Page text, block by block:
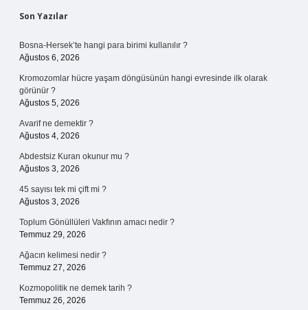
Sidebar
Son Yazılar
Bosna-Hersek’te hangi para birimi kullanılır ?
Ağustos 6, 2026
Kromozomlar hücre yaşam döngüsünün hangi evresinde ilk olarak
görünür ?
Ağustos 5, 2026
Avarif ne demektir ?
Ağustos 4, 2026
Abdestsiz Kuran okunur mu ?
Ağustos 3, 2026
45 sayısı tek mi çift mi ?
Ağustos 3, 2026
Toplum Gönüllüleri Vakfının amacı nedir ?
Temmuz 29, 2026
Ağacın kelimesi nedir ?
Temmuz 27, 2026
Kozmopolitik ne demek tarih ?
Temmuz 26, 2026